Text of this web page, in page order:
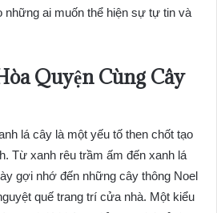
những ai muốn thể hiện sự tự tin và
Quyện Cùng Cây
lá cây là một yếu tố then chốt tạo
Từ xanh rêu trầm ấm đến xanh lá
gợi nhớ đến những cây thông Noel
quế trang trí cửa nhà. Một kiểu